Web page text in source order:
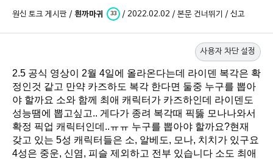
원신 토크 게시판 / 흰까마귀 33 / 2022.02.02 / 본문 건너뛰기 / 신고
사용자 차단 설정
2.5 공식 영상이 2월 4일에 올라온다는데 라이덴 복각은 확
정인것 같고 만약 카즈하도 복각 한다면 둘중 누구를 뽑아
야 할까요 소와 함께 최애 캐릭터가 카즈하인데 라이덴도
성능땜에 뽑고싶고.. 게다가 종려 복각때 픽뚫 모나나와서
확정 픽업 캐릭터인데..ㅠㅠ 누구를 뽑아야 할까요?현재
갖고 있는 5성 캐릭터들은 소, 알베도, 모나, 치치가 있구요
4성은 중운, 신염, 피슬 제외하고 전부 있습니다 소도 최애